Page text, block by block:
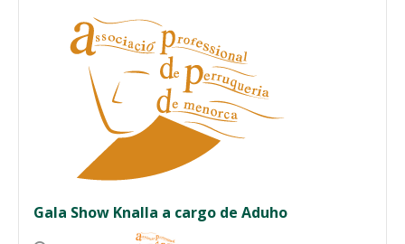
Gala Show Knalla a cargo de Aduho